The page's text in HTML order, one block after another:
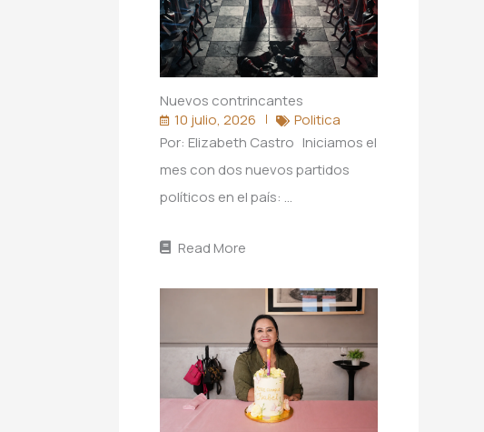
Nuevos contrincantes
10 julio, 2026
Politica
Por: Elizabeth Castro Iniciamos el
mes con dos nuevos partidos
políticos en el país: …
Read More